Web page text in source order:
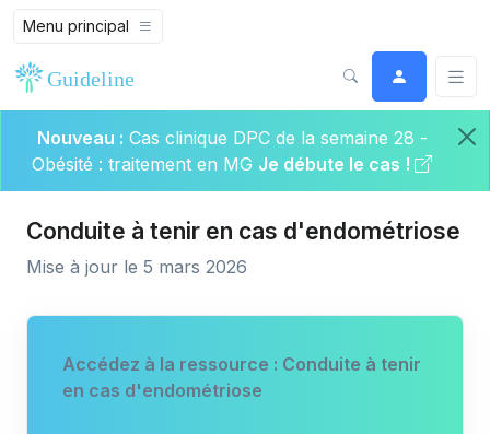
Menu principal
Nouveau : Cas clinique DPC de la semaine 28 -
Obésité : traitement en MG Je débute le cas !
Conduite à tenir en cas d'endométriose
Mise à jour le 5 mars 2026
Accédez à la ressource : Conduite à tenir
en cas d'endométriose